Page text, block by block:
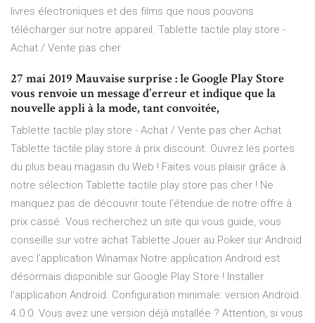
livres électroniques et des films que nous pouvons
télécharger sur notre appareil. Tablette tactile play store -
Achat / Vente pas cher
27 mai 2019 Mauvaise surprise : le Google Play Store
vous renvoie un message d'erreur et indique que la
nouvelle appli à la mode, tant convoitée,
Tablette tactile play store - Achat / Vente pas cher Achat
Tablette tactile play store à prix discount. Ouvrez les portes
du plus beau magasin du Web ! Faites vous plaisir grâce à
notre sélection Tablette tactile play store pas cher ! Ne
manquez pas de découvrir toute l’étendue de notre offre à
prix cassé. Vous recherchez un site qui vous guide, vous
conseille sur votre achat Tablette Jouer au Poker sur Android
avec l'application Winamax Notre application Android est
désormais disponible sur Google Play Store ! Installer
l'application Android. Configuration minimale: version Android
4.0.0. Vous avez une version déjà installée ? Attention, si vous